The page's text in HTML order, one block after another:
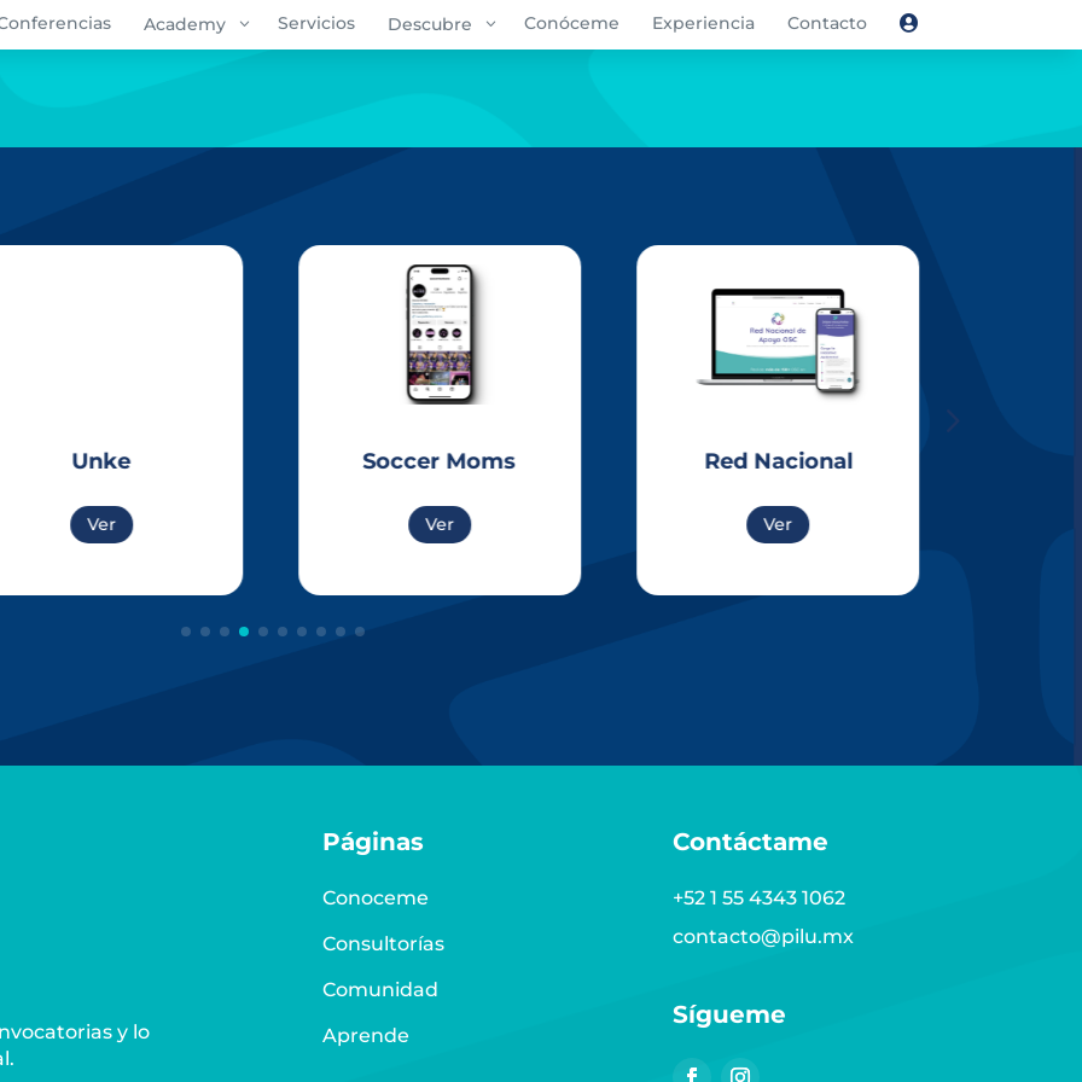
Academy 3 Servicios Descubre 3 Conóceme Experiencia Contacto 
Unke
Ver
Soccer Moms
Ver
Red Nacional
Ver
y lo
Páginas
Conoceme
Consultorías
Comunidad
Aprende
Contáctame
+52 1 55 4343 1062
contacto@pilu.mx
Sígueme